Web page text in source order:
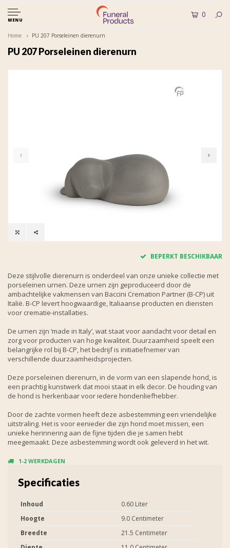
MENU
0
Home PU 207 Porseleinen dierenurn
PU 207 Porseleinen dierenurn
BEPERKT BESCHIKBAAR
Deze stijlvolle dierenurn is onderdeel van onze unieke collectie met
porseleinen urnen. Deze urnen zijn geproduceerd door de
ambachtelijke vakmensen van Baccini Cremation Partner (B-CP) uit
Italië. B-CP levert hoogwaardige, Italiaanse producten en diensten
voor crematie-installaties.
De urnen zijn ‘made in Italy’, wat staat voor aandacht voor detail en
zorg voor producten van hoge kwaliteit. Duurzaamheid speelt een
belangrijke rol bij B-CP, het bedrijf is initiatiefnemer van
verschillende duurzaamheidsprojecten.
Deze porseleinen dierenurn, in de vorm van een slapende hond, is
een prachtig kunstwerk dat mooi staat in elk decor. De houding van
de hond is herkenbaar voor iedere hondenliefhebber.
Door de zachte vormen heeft deze asbestemming een vriendelijke
uitstraling. Het is voor eenieder die zijn hond moet missen, een
unieke herinnering aan de fijne tijden die je samen hebt
meegemaakt. Deze asbestemming wordt ook geleverd in het wit.
1-2 WERKDAGEN
Specificaties
Inhoud
0.60 Liter
Hoogte
9.0 Centimeter
Breedte
21.5 Centimeter